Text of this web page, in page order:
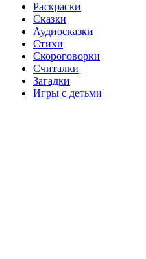
Раскраски
Сказки
Аудиосказки
Стихи
Скороговорки
Считалки
Загадки
Игры с детьми